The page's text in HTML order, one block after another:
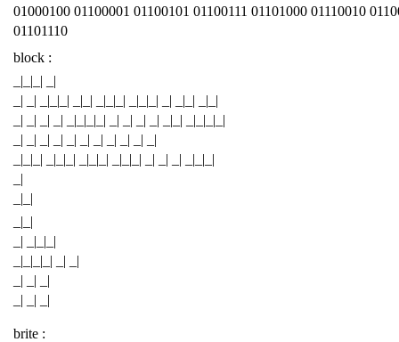
01000100 01100001 01100101 01100111 01101000 01110010
01101110
block :
_|_|_| _|
_| _| _|_|_| _|_| _|_|_| _|_|_| _| _|_| _|_|
_| _| _| _| _|_|_|_| _| _| _| _| _|_| _|_|_|_|
_| _| _| _| _| _| _| _| _| _| _|
_|_|_| _|_|_| _|_|_| _|_|_| _| _| _| _|_|_|
_|
_|_|
_|_|
_| _|_|_|
_|_|_|_| _| _|
_| _| _|
_| _| _|
brite :